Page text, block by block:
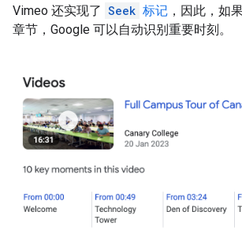
Vimeo 还实现了 Seek 标记 ，因此，如
章节，Google 可以自动识别重要时刻。